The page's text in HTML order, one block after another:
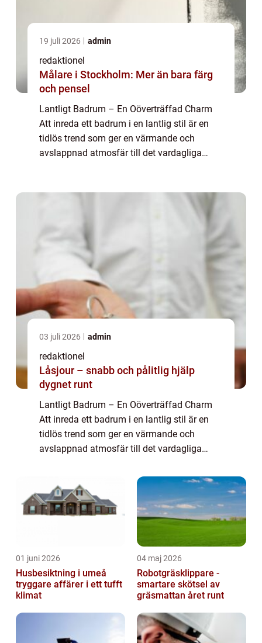
19 juli 2026 admin
redaktionel
Målare i Stockholm: Mer än bara färg
och pensel
Lantligt Badrum – En Oöverträffad Charm
Att inreda ett badrum i en lantlig stil är en
tidlös trend som ger en värmande och
avslappnad atmosfär till det vardagliga
03 juli 2026 admin
redaktionel
Låsjour – snabb och pålitlig hjälp
dygnet runt
Lantligt Badrum – En Oöverträffad Charm
Att inreda ett badrum i en lantlig stil är en
tidlös trend som ger en värmande och
avslappnad atmosfär till det vardagliga
det rustika lantlivet skapar ett lantl...
01 juni 2026
Husbesiktning i umeå
tryggare affärer i ett tufft
klimat
04 maj 2026
Robotgräsklippare -
smartare skötsel av
gräsmattan året runt